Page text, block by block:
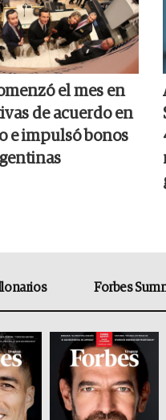
el mes en
de acuerdo en
e impulsó bonos
Forbes